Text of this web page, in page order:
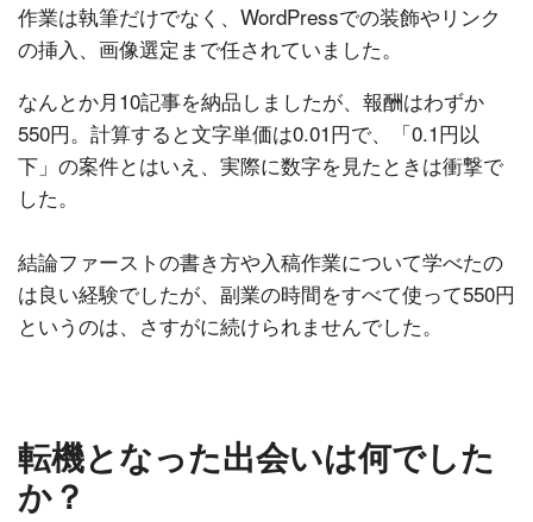
作業は執筆だけでなく、WordPressでの装飾やリンク
の挿入、画像選定まで任されていました。
なんとか月10記事を納品しましたが、報酬はわずか
550円。計算すると文字単価は0.01円で、「0.1円以
下」の案件とはいえ、実際に数字を見たときは衝撃で
した。
結論ファーストの書き方や入稿作業について学べたの
は良い経験でしたが、副業の時間をすべて使って550円
というのは、さすがに続けられませんでした。
転機となった出会いは何でした
か？